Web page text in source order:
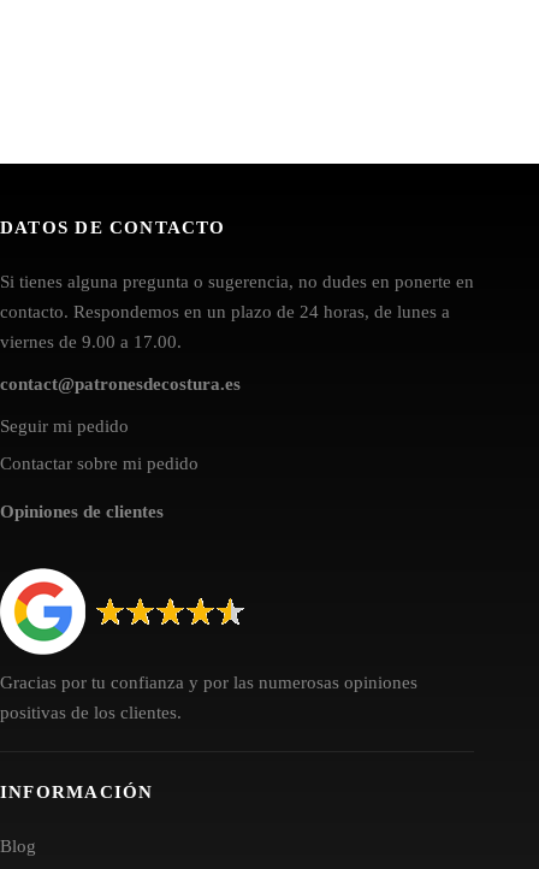
DATOS DE CONTACTO
Si tienes alguna pregunta o sugerencia, no dudes en ponerte en
contacto. Respondemos en un plazo de 24 horas, de lunes a
viernes de 9.00 a 17.00.
contact@patronesdecostura.es
Seguir mi pedido
Contactar sobre mi pedido
Opiniones de clientes
Gracias por tu confianza y por las numerosas opiniones
positivas de los clientes.
INFORMACIÓN
Blog